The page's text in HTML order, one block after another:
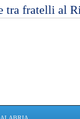
tra fratelli al